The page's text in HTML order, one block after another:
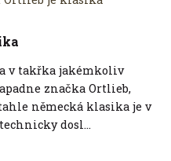
v takřka jakémkoliv
značka Ortlieb,
německá klasika je v
dosl...